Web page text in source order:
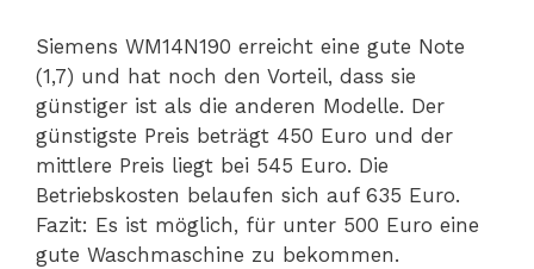
Siemens WM14N190 erreicht eine gute Note
(1,7) und hat noch den Vorteil, dass sie
günstiger ist als die anderen Modelle. Der
günstigste Preis beträgt 450 Euro und der
mittlere Preis liegt bei 545 Euro. Die
Betriebskosten belaufen sich auf 635 Euro.
Fazit: Es ist möglich, für unter 500 Euro eine
gute Waschmaschine zu bekommen.